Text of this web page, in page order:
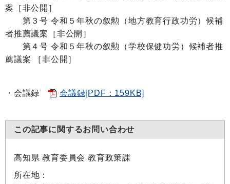
案［非公開］
第３号 令和５年秋の叙勲（地方教育行政功労）候補
者推薦議案［非公開］
第４号 令和５年秋の叙勲（学校保健功労）候補者推
薦議案 ［非公開］
・会議録 会議録[PDF：159KB]
この記事に関するお問い合わせ
高知県 教育委員会 教育政策課
所在地：